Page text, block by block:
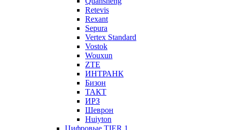
Retevis
Rexant
Sepura
Vertex Standard
Vostok
Wouxun
ZTE
ИНТРАНК
Бизон
ТАКТ
ИРЗ
Шеврон
Huiyton
Цифровые TIER 1